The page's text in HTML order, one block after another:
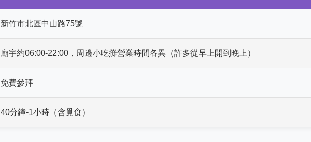
新竹市北區中山路75號
廟宇約06:00-22:00，周邊小吃攤營業時間各異（許多從早上開到晚上）
免費參拜
40分鐘-1小時（含覓食）